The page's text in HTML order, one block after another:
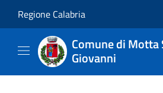
Regione Calabria
Comune di Motta
Giovanni